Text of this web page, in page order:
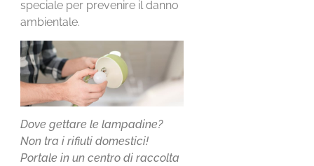
speciale per prevenire il danno
ambientale.
Dove gettare le lampadine?
Non tra i rifiuti domestici!
Portale in un centro di raccolta